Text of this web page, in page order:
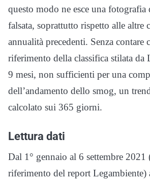
questo modo ne esce una fotografia
falsata, soprattutto rispetto alle altre
annualità precedenti. Senza
riferimento della classifica stilata da
9 mesi, non sufficienti per una
dell’andamento dello smog, un
calcolato sui 365 giorni.
Lettura dati
Dal 1° gennaio al 6 settembre
riferimento del report Legambiente)